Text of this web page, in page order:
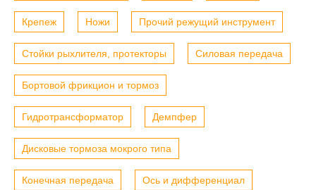
Крепеж Ножи Прочий режущий инструмент
Стойки рыхлителя, протекторы Силовая передача
Бортовой фрикцион и тормоз
Гидротрансформатор Демпфер
Дисковые тормоза мокрого типа
Конечная передача Ось и дифференциал